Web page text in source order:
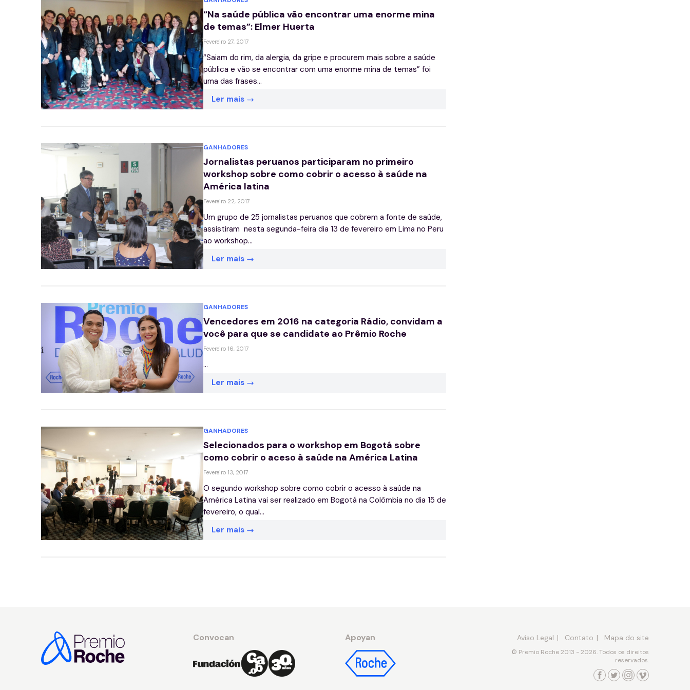
“Na saúde pública vão encontrar uma enorme mina
de temas”: Elmer Huerta
Fevereiro 27, 2017
“Saiam do rim, da alergia, da gripe e procurem mais sobre a saúde
pública e vão se encontrar com uma enorme mina de temas” foi
uma das frases...
Ler mais
GANHADORES
Jornalistas peruanos participaram no primeiro
workshop sobre como cobrir o acesso à saúde na
América latina
Fevereiro 22, 2017
Um grupo de 25 jornalistas peruanos que cobrem a fonte de saúde,
assistiram nesta segunda-feira dia 13 de fevereiro em Lima no Peru
ao workshop...
Ler mais
GANHADORES
Vencedores em 2016 na categoria Rádio, convidam a
você para que se candidate ao Prêmio Roche
Fevereiro 16, 2017
...
Ler mais
GANHADORES
Selecionados para o workshop em Bogotá sobre
como cobrir o aceso à saúde na América Latina
Fevereiro 13, 2017
O segundo workshop sobre como cobrir o acesso à saúde na
América Latina vai ser realizado em Bogotá na Colômbia no dia 15 de
fevereiro, o qual...
Ler mais
Convocan Apoyan Aviso Legal Contato Mapa do site
© Premio Roche 2013 - 2026. Todos os direitos
reservados.